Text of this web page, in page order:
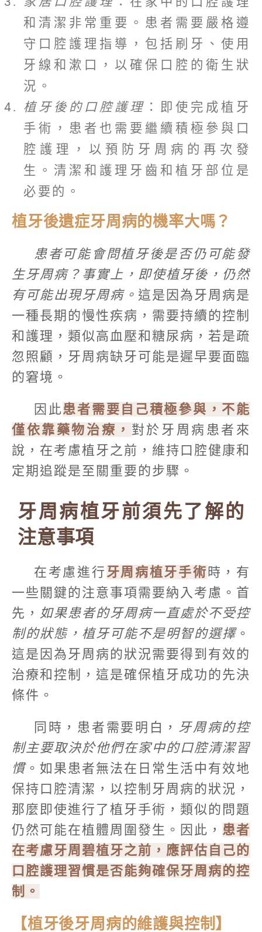
和清潔非常重要。患者需要嚴格遵
守口腔護理指導，包括刷牙、使用
牙線和漱口，以確保口腔的衛生狀
況。
植牙後的口腔護理 ：即使完成植牙
手術，患者也需要繼續積極參與口
腔護理，以預防牙周病的再次發
生。清潔和護理牙齒和植牙部位是
必要的。
植牙後遺症牙周病的機率大嗎？
患者可能會問植牙後是否仍可能發
生牙周病？事實上，即使植牙後，仍然
有可能出現牙周病。 這是因為牙周病是
一種長期的慢性疾病，需要持續的控制
和護理，類似高血壓和糖尿病，若是疏
忽照顧，牙周病缺牙可能是遲早要面臨
的窘境。
因此患者需要自己積極參與，不能
僅依靠藥物治療， 對於牙周病患者來
說，在考慮植牙之前，維持口腔健康和
定期追蹤是至關重要的步驟。
牙周病植牙前須先了解的
注意事項
在考慮進行 牙周病植牙手術 時，有
一些關鍵的注意事項需要納入考慮。首
先， 如果患者的牙周病一直處於不受控
制的狀態，植牙可能不是明智的選擇。
這是因為牙周病的狀況需要得到有效的
治療和控制，這是確保植牙成功的先決
條件。
同時，患者需要明白， 牙周病的控
制主要取決於他們在家中的口腔清潔習
慣。如果患者無法在日常生活中有效地
保持口腔清潔，以控制牙周病的狀況，
那麼即使進行了植牙手術，類似的問題
仍然可能在植體周圍發生。因此， 患者
在考慮牙周碧植牙之前，應評估自己的
口腔護理習慣是否能夠確保牙周病的控
制。
【植牙後牙周病的維護與控制】